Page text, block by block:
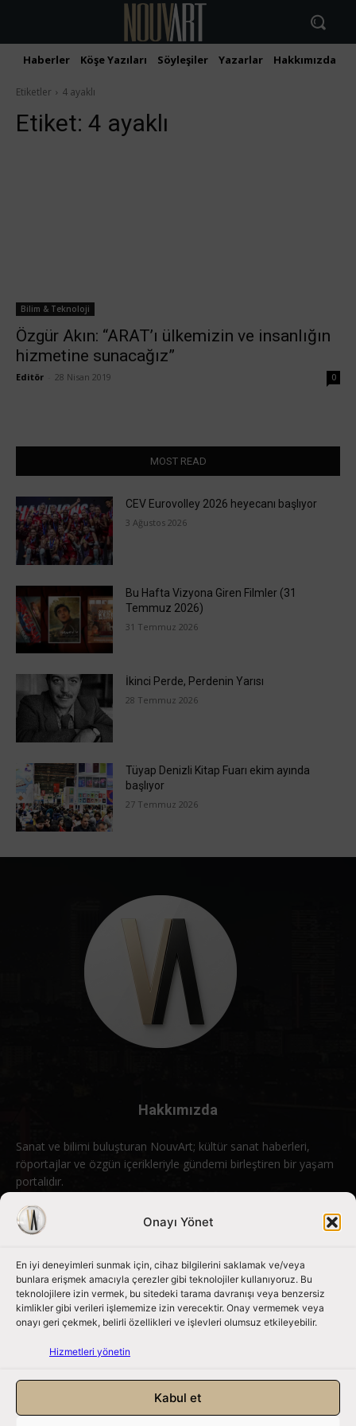
Onayı Yönet
En iyi deneyimleri sunmak için, cihaz bilgilerini saklamak ve/veya
bunlara erişmek amacıyla çerezler gibi teknolojiler kullanıyoruz. Bu
teknolojilere izin vermek, bu sitedeki tarama davranışı veya benzersiz
kimlikler gibi verileri işlememize izin verecektir. Onay vermemek veya
onayı geri çekmek, belirli özellikleri ve işlevleri olumsuz etkileyebilir.
Hizmetleri yönetin
Kabul et
Haberler Köşe Yazıları Söyleşiler Yazarlar Hakkımızda
Etiketler 4 ayaklı
Etiket: 4 ayaklı
Bilim & Teknoloji
Özgür Akın: “ARAT’ı ülkemizin ve insanlığın
hizmetine sunacağız”
Editör 28 Nisan 2019 0
MOST READ
CEV Eurovolley 2026 heyecanı başlıyor
3 Ağustos 2026
Bu Hafta Vizyona Giren Filmler (31
Temmuz 2026)
31 Temmuz 2026
İkinci Perde, Perdenin Yarısı
28 Temmuz 2026
Tüyap Denizli Kitap Fuarı ekim ayında
başlıyor
27 Temmuz 2026
Hakkımızda
Sanat ve bilimi buluşturan NouvArt; kültür sanat haberleri,
röportajlar ve özgün içerikleriyle gündemi birleştiren bir yaşam
portalıdır.
Bizimle iletişime geçin: info@nouvart.net
Bizi Takip Edin